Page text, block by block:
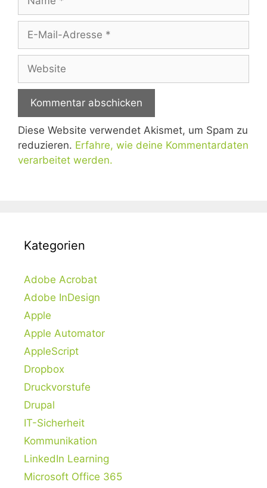
Diese Website verwendet Akismet, um Spam zu
reduzieren. Erfahre, wie deine Kommentardaten
verarbeitet werden.
Kategorien
Adobe Acrobat
Adobe InDesign
Apple
Apple Automator
AppleScript
Dropbox
Druckvorstufe
Drupal
IT-Sicherheit
Kommunikation
LinkedIn Learning
Microsoft Office 365